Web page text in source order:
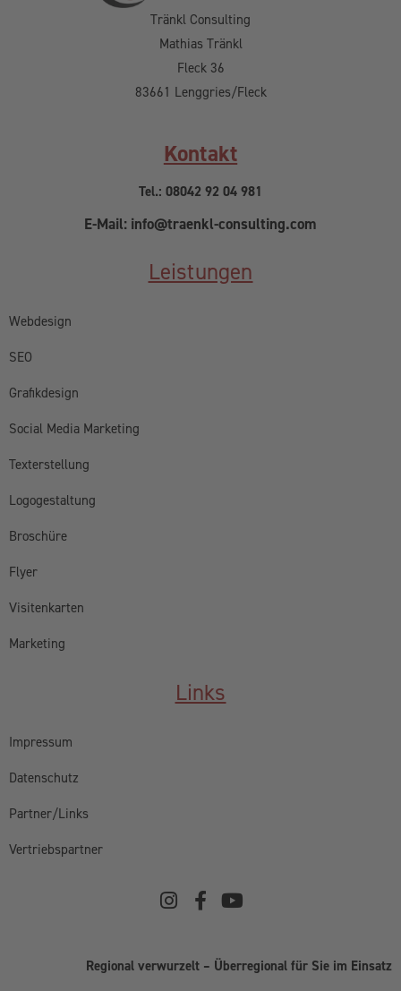
Tränkl Consulting
Mathias Tränkl
Fleck 36
83661 Lenggries/Fleck
Kontakt
Tel.: 08042 92 04 981
E-Mail: info@traenkl-consulting.com
Leistungen
Webdesign
SEO
Grafikdesign
Social Media Marketing
Texterstellung
Logogestaltung
Broschüre
Flyer
Visitenkarten
Marketing
Links
Impressum
Datenschutz
Partner/Links
Vertriebspartner
Regional verwurzelt – Überregional für Sie im Einsatz